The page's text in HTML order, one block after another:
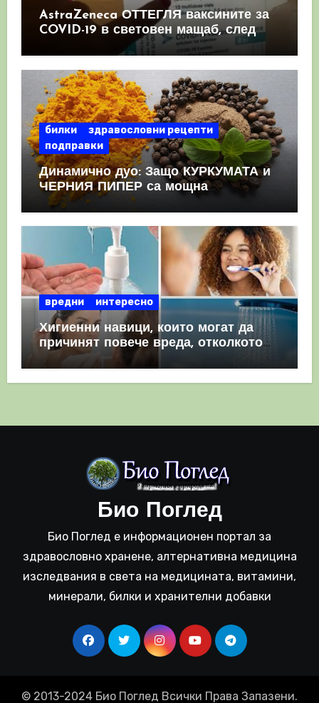
AstraZeneca ОТТЕГЛЯ ваксините за
COVID-19 в световен мащаб, след
като призна, че те причиняват
билки
здравословни рецепти
подправки
Динамично дуо: Защо КУРКУМАТА и
ЧЕРНИЯ ПИПЕР са мощна
комбинация
вредни интересно
Хигиенни навици, които могат да
причинят повече вреда, отколкото
полза
Био Поглед
Био Поглед е информационен портал за
здравословно хранене, алтернативна медицина
изследвания в света на медицината, витамини,
минерали, билки и хранителни добавки
© 2013-2024 Био Поглед Всички Права Запазени.